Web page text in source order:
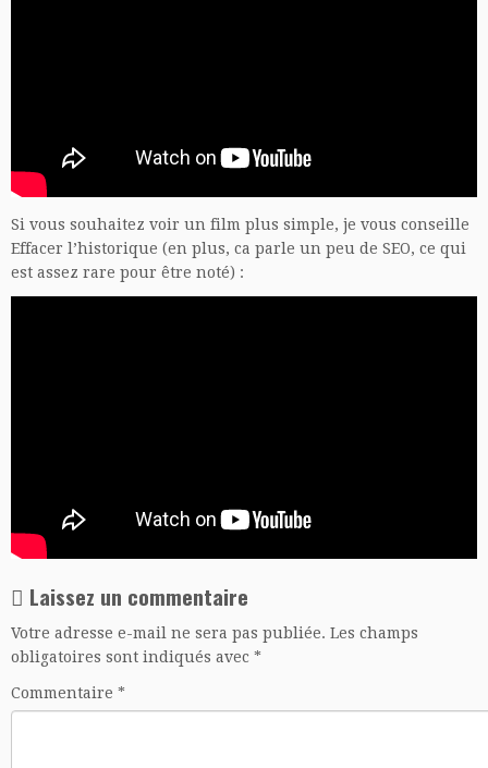
Si vous souhaitez voir un film plus simple, je vous conseille
Effacer l’historique (en plus, ca parle un peu de SEO, ce qui
est assez rare pour être noté) :
Laissez un commentaire
Votre adresse e-mail ne sera pas publiée. Les champs
obligatoires sont indiqués avec *
Commentaire *